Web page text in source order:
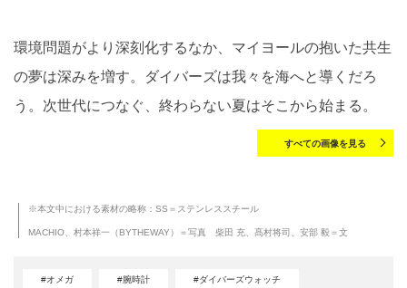
環境問題がより深刻化するなか、マイヨールの抱いた共生
の夢は深みを増す。ダイバーズは我々を海へと導くだろ
う。次世代につなぐ、終わらない夏はそこから始まる。
すべての画像を見る
※本文中における素材の略称：SS＝ステンレススチール
MACHIO、村本祥一（BYTHEWAY）＝写真 柴田 充、髙村将司、安部 毅＝文
#オメガ #腕時計 #ダイバーズウォッチ